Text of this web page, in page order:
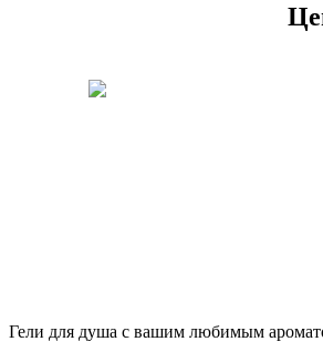
Гели для душа с вашим любимым